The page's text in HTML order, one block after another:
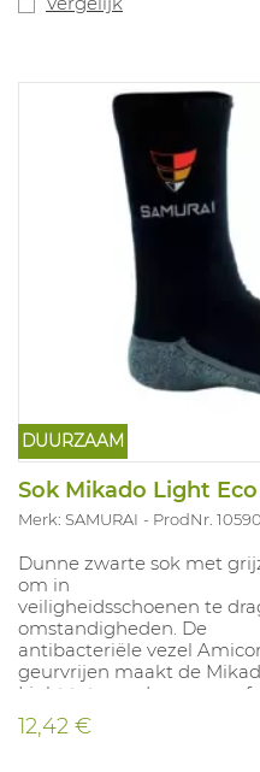
DUURZAAM
Sok Mikado Light Eco
Merk: SAMURAI ProdNr.
Dunne zwarte sok met
om in
veiligheidsschoenen te
omstandigheden. De
antibacteriële vezel
geurvrijen maakt de
Light tot een dunne,
uitstekend geschikt is voor
gebruik. Zowel hiel,
zool, wreef als voorvoet
12,42 €